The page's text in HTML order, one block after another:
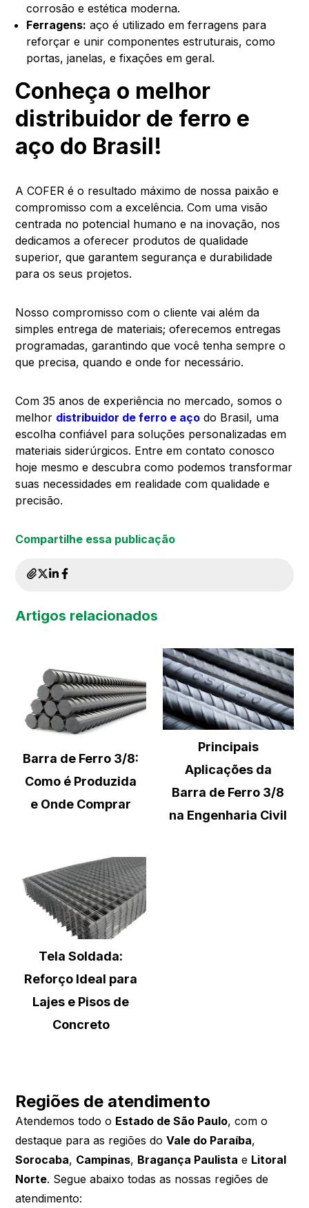
corrosão e estética moderna.
Ferragens: aço é utilizado em ferragens para
reforçar e unir componentes estruturais, como
portas, janelas, e fixações em geral.
Conheça o melhor
distribuidor de ferro e
aço do Brasil!
A COFER é o resultado máximo de nossa paixão e
compromisso com a excelência. Com uma visão
centrada no potencial humano e na inovação, nos
dedicamos a oferecer produtos de qualidade
superior, que garantem segurança e durabilidade
para os seus projetos.
Nosso compromisso com o cliente vai além da
simples entrega de materiais; oferecemos entregas
programadas, garantindo que você tenha sempre o
que precisa, quando e onde for necessário.
Com 35 anos de experiência no mercado, somos o
melhor distribuidor de ferro e aço do Brasil, uma
escolha confiável para soluções personalizadas em
materiais siderúrgicos. Entre em contato conosco
hoje mesmo e descubra como podemos transformar
suas necessidades em realidade com qualidade e
precisão.
Compartilhe essa publicação
Artigos relacionados
Barra de Ferro 3/8:
Como é Produzida
e Onde Comprar
Principais
Aplicações da
Barra de Ferro 3/8
na Engenharia Civil
Tela Soldada:
Reforço Ideal para
Lajes e Pisos de
Concreto
Regiões de atendimento
Atendemos todo o Estado de São Paulo, com o
destaque para as regiões doVale do Paraíba,
Sorocaba, Campinas, Bragança Paulista e Litoral
Norte. Segue abaixo todas as nossas regiões de
atendimento: